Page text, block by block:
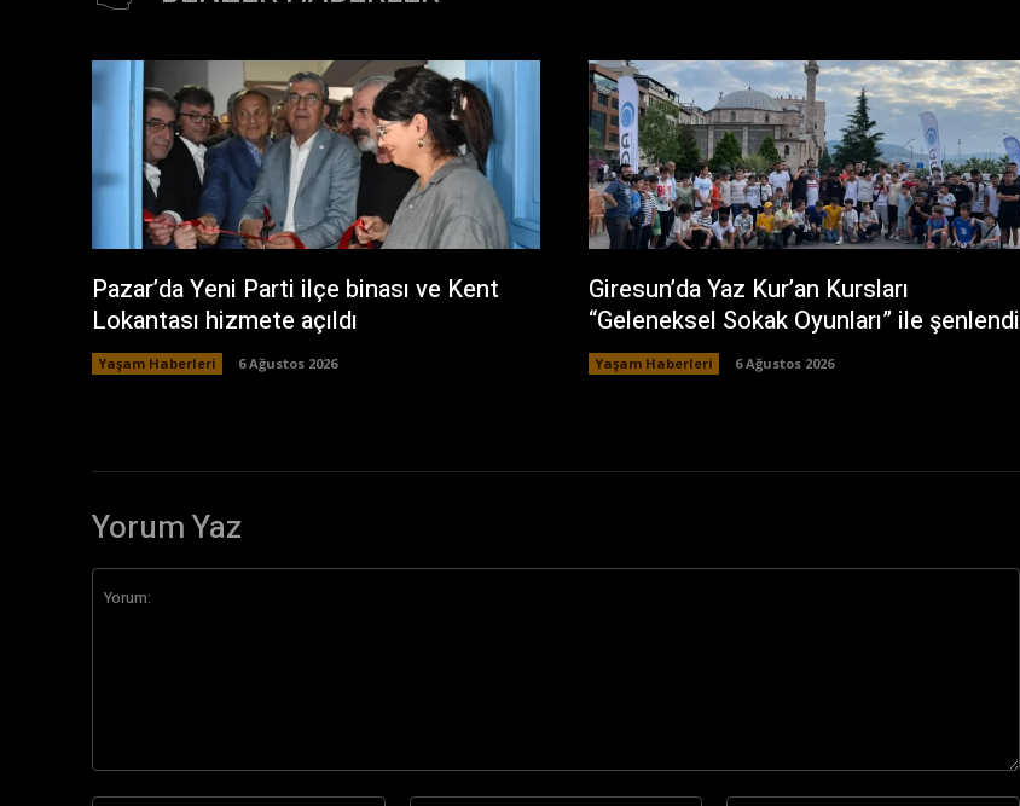
Pazar’da Yeni Parti ilçe binası ve Kent
Lokantası hizmete açıldı
Yaşam Haberleri 6 Ağustos 2026
Giresun’da Yaz Kur’an Kursları
“Geleneksel Sokak Oyunları” ile şenlendi
Yaşam Haberleri 6 Ağustos 2026
Yorum Yaz